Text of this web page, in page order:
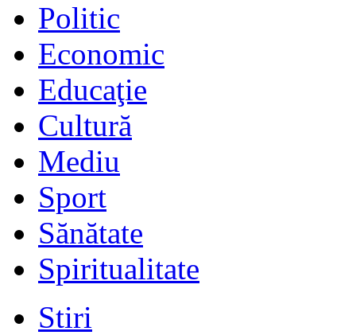
Politic
Economic
Educaţie
Cultură
Mediu
Sport
Sănătate
Spiritualitate
Stiri